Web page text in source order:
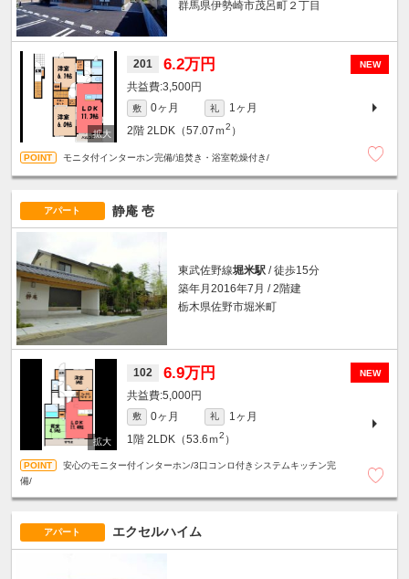
群馬県伊勢崎市茂呂町２丁目
NEW
201 6.2万円
3,500円
敷 0ヶ月 礼
1ヶ月
2階 2LDK（57.07ｍ2 ）
モニタ付インターホン完備/追焚き・浴室乾燥付き/
アパート 静庵 壱
東武佐野線堀米駅 / 徒歩15分
築年月2016年7月 / 2階建
栃木県佐野市堀米町
NEW
102 6.9万円
5,000円
敷 0ヶ月 礼
1ヶ月
1階 2LDK（53.6ｍ2 ）
安心のモニター付インターホン/3口コンロ付きシステムキッチン完
備/
アパート エクセルハイム